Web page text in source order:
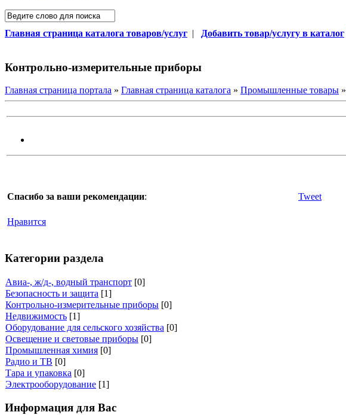
Главная страница каталога товаров/услуг | Добавить товар/услугу в каталог
Контрольно-измерительные приборы
Главная страница портала » Главная страница каталога » Промышленные товары »
Спасибо за ваши рекомендации: Tweet
Нравится
Категории раздела
Авиа-, ж/д-, водный транспорт [0]
Безопасность и защита [1]
Контрольно-измерительные приборы [0]
Недвижимость [1]
Оборудование для сельского хозяйства [0]
Освещение и световые приборы [0]
Промышленная химия [0]
Радио и ТВ [0]
Тара и упаковка [0]
Электрооборудование [1]
Информация для Вас